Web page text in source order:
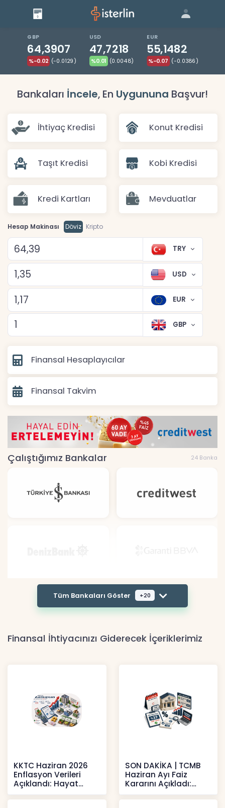
| Blog | Giriş
GBP
64,3907
%-0.02 (-0.0129)
USD
47,7218
%0.01 (0.0048)
EUR
55,1482
%-0.07 (-0.0386)
Bankaları İncele, En Uygununa Başvur!
İhtiyaç Kredisi Konut Kredisi
Taşıt Kredisi Kobi Kredisi
Kredi Kartları Mevduatlar
Hesap Makinası Döviz Kripto
TRY
USD
EUR
GBP
Finansal Hesaplayıcılar
Finansal Takvim
Çalıştığımız Bankalar 24 Banka
Tüm Bankaları Göster +20
Finansal İhtiyacınızı Giderecek İçeriklerimiz
KKTC Haziran 2026
Enflasyon Verileri
Açıklandı: Hayat
Pahalılığı Yükselişini
Sür
SON DAKİKA | TCMB
Haziran Ayı Faiz
Kararını Açıkladı:
Politika Faizi Yüzde
37’de